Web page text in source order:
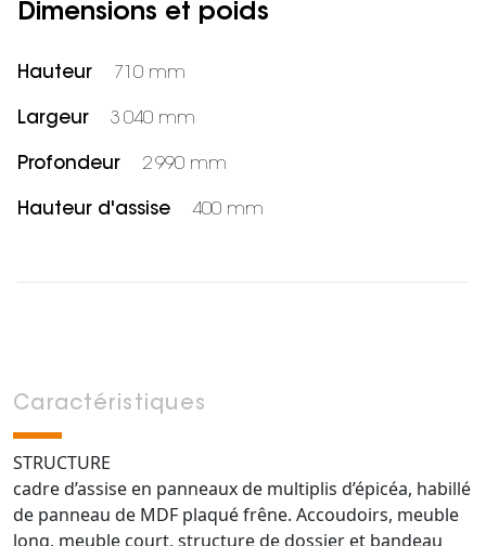
Dimensions et poids
Hauteur 710 mm
Largeur 3 040 mm
Profondeur 2 990 mm
Hauteur d'assise 400 mm
Caractéristiques
STRUCTURE
cadre d’assise en panneaux de multiplis d’épicéa, habillé
de panneau de MDF plaqué frêne. Accoudoirs, meuble
long, meuble court, structure de dossier et bandeau